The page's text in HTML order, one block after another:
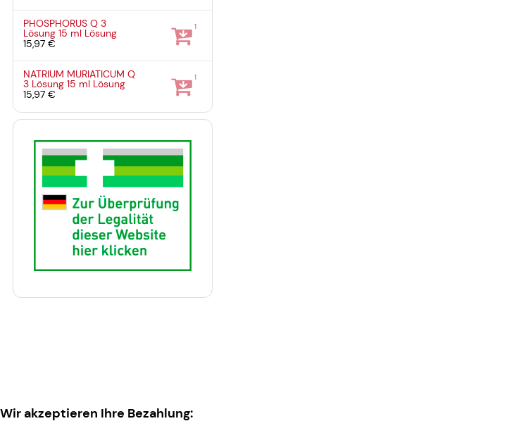
PHOSPHORUS Q 3
Lösung15 ml Lösung
15,97 €
1
NATRIUM MURIATICUM Q
3 Lösung15 ml Lösung
15,97 €
1
Wir akzeptieren Ihre Bezahlung: